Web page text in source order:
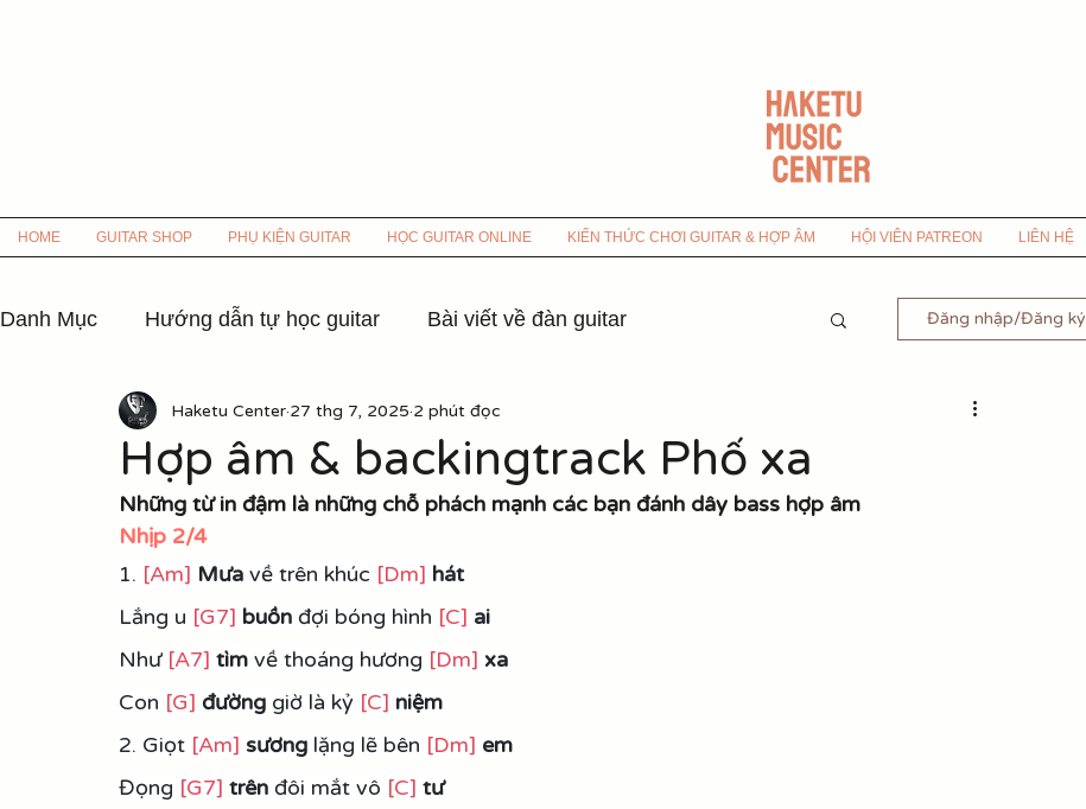
HOME GUITAR SHOP PHỤ KIỆN GUITAR HỌC GUITAR ONLINE KIẾN THỨC CHƠI GUITAR & HỢP ÂM HỘI VIÊN PATREON LIÊN HỆ
Danh Mục Hướng dẫn tự học guitar Bài viết về đàn guitar
Hợp âm các bài hát nhạc xưa Hợp âm nhạc 8x-9x
Hợp âm Nhạc Hoa lời Việt Hợp âm các bài hát Bolero
Đăng nhập/Đăng ký
Hợp âm & backingtrack Phố xa
Haketu Center 27 thg 7, 2025 2 phút đọc
Những từ in đậm là những chỗ phách mạnh các bạn đánh dây bass hợp âm
Nhịp 2/4
1. [Am] Mưa về trên khúc [Dm] hát
Lắng u [G7] buồn đợi bóng hình [C] ai
Như [A7] tìm về thoáng hương [Dm] xa
Con [G] đường giờ là kỷ [C] niệm
2. Giọt [Am] sương lặng lẽ bên [Dm] em
Đọng [G7] trên đôi mắt vô [C] tư